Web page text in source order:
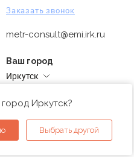
Заказать звонок
metr-consult@emi.irk.ru
Ваш город
Иркутск
Иркутск?
Выбрать другой